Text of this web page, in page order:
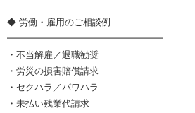
◆ 労働・雇用のご相談例
━━━━━━━━━━━━━━━━━
・不当解雇／退職勧奨
・労災の損害賠償請求
・セクハラ／パワハラ
・未払い残業代請求